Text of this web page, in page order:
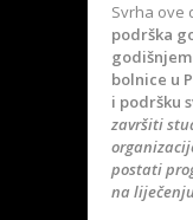
Svrha ove
podrška
bolnice u
i podršku
završiti
postati
na